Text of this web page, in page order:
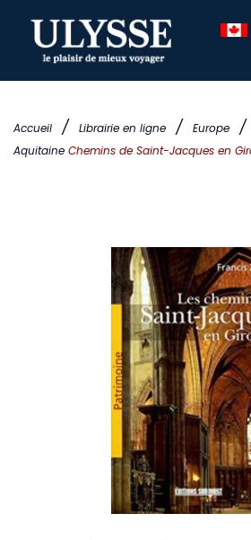
Accueil / Librairie en ligne / Europe /
Aquitaine Chemins de Saint-Jacques en